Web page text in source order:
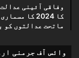
وفاقی آئینی
کا 2024 کا
ماتحت عدالتوں کو
وائس آف جرمنی